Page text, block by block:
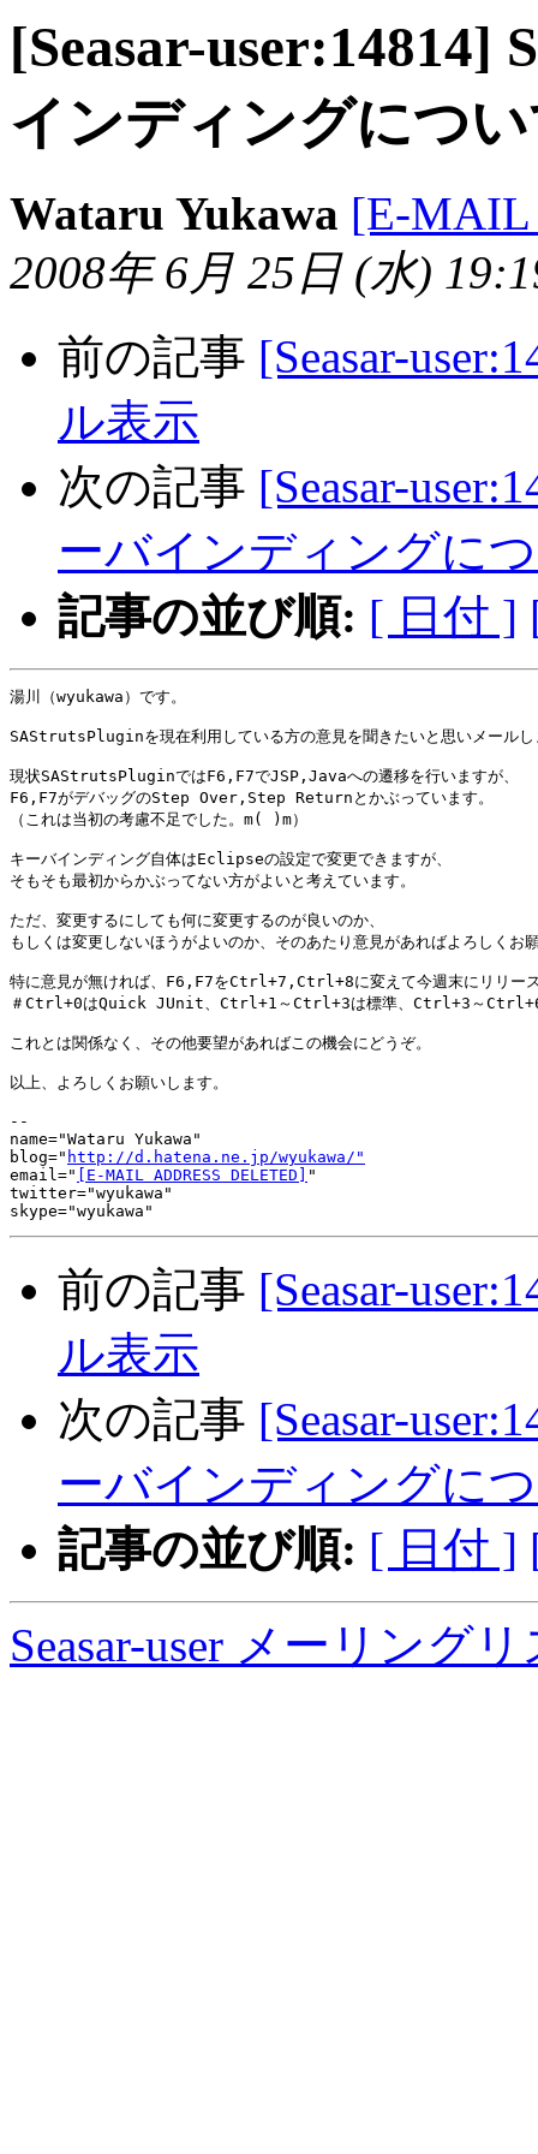
[Seasar-user:14814]
インディングにつ
Wataru Yukawa [E-MAIL
2008年 6月 25日 (水)
前の記事 [Seasar-
ル表示
次の記事 [Seasar-
ーバインディングに
記事の並び順: [ 日付 ]
湯川（wyukawa）です。
SAStrutsPluginを現在利用している方の意見を聞きたいと思いメールし
現状SAStrutsPluginではF6,F7でJSP,Javaへの遷移を行いますが、
F6,F7がデバッグのStep Over,Step Returnとかぶっています。
（これは当初の考慮不足でした。m( )m）
キーバインディング自体はEclipseの設定で変更できますが、
そもそも最初からかぶってない方がよいと考えています。
ただ、変更するにしても何に変更するのが良いのか、
もしくは変更しないほうがよいのか、そのあたり意見があればよろしくお
特に意見が無ければ、F6,F7をCtrl+7,Ctrl+8に変えて今週末にリリース
＃Ctrl+0はQuick JUnit、Ctrl+1～Ctrl+3は標準、Ctrl+3～Ctrl+6
これとは関係なく、その他要望があればこの機会にどうぞ。
以上、よろしくお願いします。
--
name="Wataru Yukawa"
blog=" http://d.hatena.ne.jp/wyukawa/"
email="
[E-MAIL ADDRESS DELETED]
"
twitter="wyukawa"
前の記事 [Seasar-
ル表示
次の記事 [Seasar-
ーバインディングに
記事の並び順: [ 日付 ]
Seasar-user メーリング